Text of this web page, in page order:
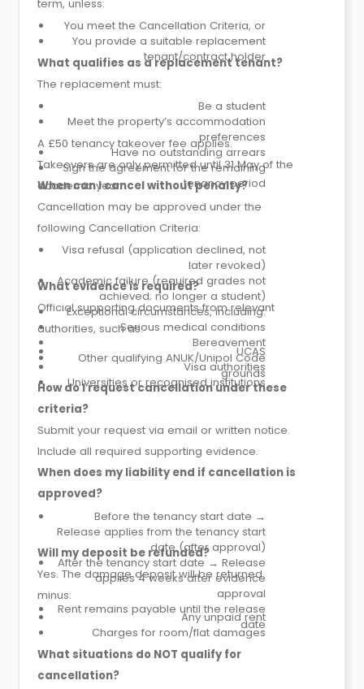
term, unless:
You meet the Cancellation Criteria, or
You provide a suitable replacement
tenant/contract holder
What qualifies as a replacement tenant?
The replacement must:
Be a student
Meet the property’s accommodation
preferences
Have no outstanding arrears
Sign the agreement for the remaining
tenancy period
A £50 tenancy takeover fee applies.
Takeovers are only permitted until 31 May of the
academic year.
When can I cancel without penalty?
Cancellation may be approved under the
following Cancellation Criteria:
Visa refusal (application declined, not
later revoked)
Academic failure (required grades not
achieved; no longer a student)
Exceptional circumstances, including:
Serious medical conditions
Bereavement
Other qualifying ANUK/Unipol Code
grounds
What evidence is required?
Official supporting documents from relevant
authorities, such as:
UCAS
Visa authorities
Universities or recognised institutions
How do I request cancellation under these
criteria?
Submit your request via email or written notice.
Include all required supporting evidence.
When does my liability end if cancellation is
approved?
Before the tenancy start date →
Release applies from the tenancy start
date (after approval)
After the tenancy start date → Release
applies 4 weeks after evidence
approval
Rent remains payable until the release
date
Will my deposit be refunded?
Yes. The damage deposit will be returned
minus:
Any unpaid rent
Charges for room/flat damages
What situations do NOT qualify for
cancellation?